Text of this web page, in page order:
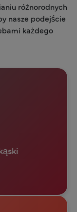
różnorodnych
nasze podejście
każdego